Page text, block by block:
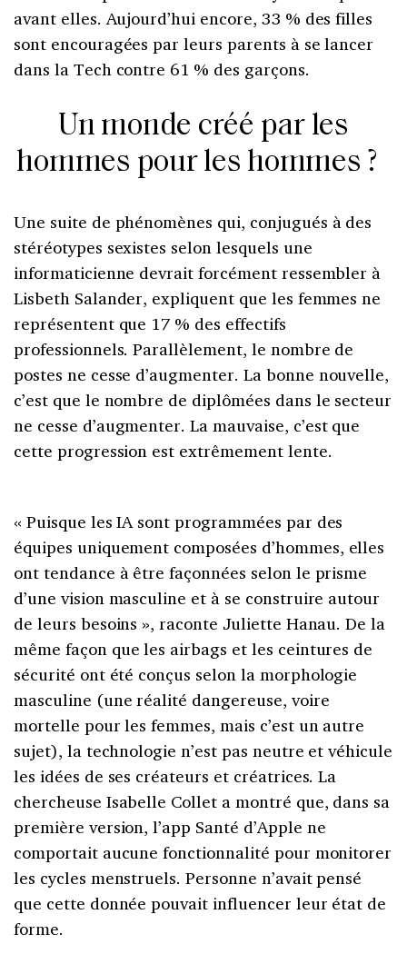
avant elles. Aujourd’hui encore, 33 % des filles
sont encouragées par leurs parents à se lancer
dans la Tech contre 61 % des garçons.
Un monde créé par les
hommes pour les hommes ?
Une suite de phénomènes qui, conjugués à des
stéréotypes sexistes selon lesquels une
informaticienne devrait forcément ressembler à
Lisbeth Salander, expliquent que les femmes ne
représentent que 17 % des effectifs
professionnels. Parallèlement, le nombre de
postes ne cesse d’augmenter. La bonne nouvelle,
c’est que le nombre de diplômées dans le secteur
ne cesse d’augmenter. La mauvaise, c’est que
cette progression est extrêmement lente.
« Puisque les IA sont programmées par des
équipes uniquement composées d’hommes, elles
ont tendance à être façonnées selon le prisme
d’une vision masculine et à se construire autour
de leurs besoins », raconte Juliette Hanau. De la
même façon que les airbags et les ceintures de
sécurité ont été conçus selon la morphologie
masculine (une réalité dangereuse, voire
mortelle pour les femmes, mais c’est un autre
sujet), la technologie n’est pas neutre et véhicule
les idées de ses créateurs et créatrices. La
chercheuse Isabelle Collet a montré que, dans sa
première version, l’app Santé d’Apple ne
comportait aucune fonctionnalité pour monitorer
les cycles menstruels. Personne n’avait pensé
que cette donnée pouvait influencer leur état de
forme.